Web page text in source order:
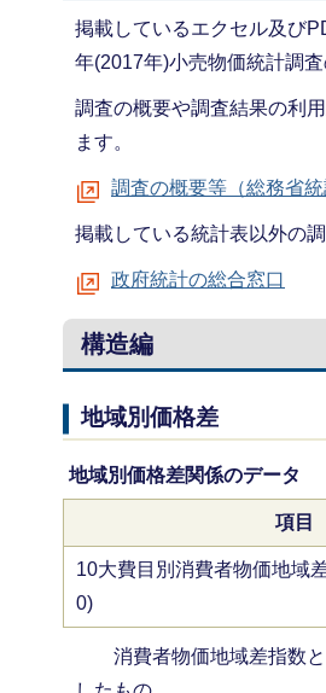
掲載しているエクセル及び
年(2017年)小売物価統計調
調査の概要や調査結果の利
ます。
調査の概要等（総務省統
掲載している統計表以外の
政府統計の総合窓口
構造編
地域別価格差
地域別価格差関係のデータ
項目
10大費目別消費者物価地域
0)
消費者物価地域差指数と